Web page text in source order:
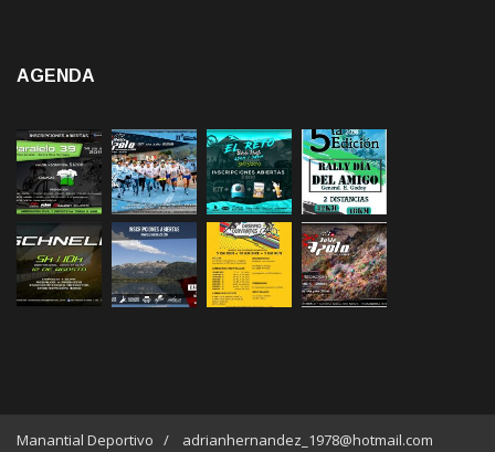
AGENDA
Manantial Deportivo / adrianhernandez_1978@hotmail.com